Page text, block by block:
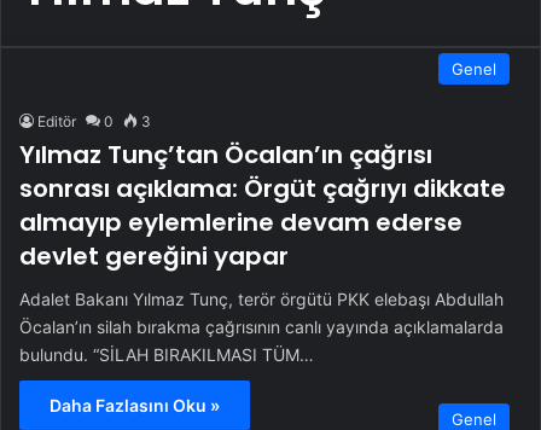
Genel
Editör 0 3
Yılmaz Tunç’tan Öcalan’ın çağrısı
sonrası açıklama: Örgüt çağrıyı dikkate
almayıp eylemlerine devam ederse
devlet gereğini yapar
Adalet Bakanı Yılmaz Tunç, terör örgütü PKK elebaşı Abdullah
Öcalan’ın silah bırakma çağrısının canlı yayında açıklamalarda
bulundu. “SİLAH BIRAKILMASI TÜM…
Daha Fazlasını Oku »
Genel